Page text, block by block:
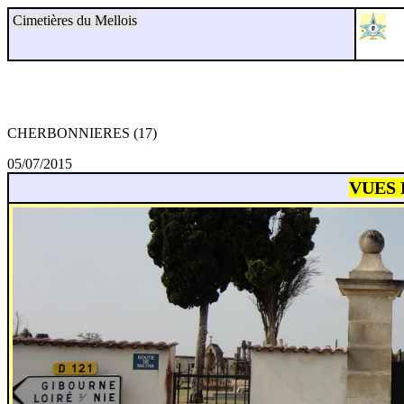
Cimetières du Mellois
CHERBONNIERES (17)
05/07/2015
VUES